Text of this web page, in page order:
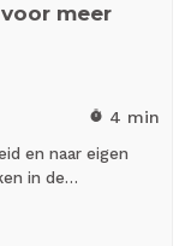
meer
timer 4 min
en naar eigen
in de…